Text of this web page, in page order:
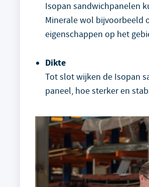
Isopan sandwichpanelen
Minerale wol bijvoorbeeld
eigenschappen op het
Dikte
Tot slot wijken de Isopan
paneel, hoe sterker en